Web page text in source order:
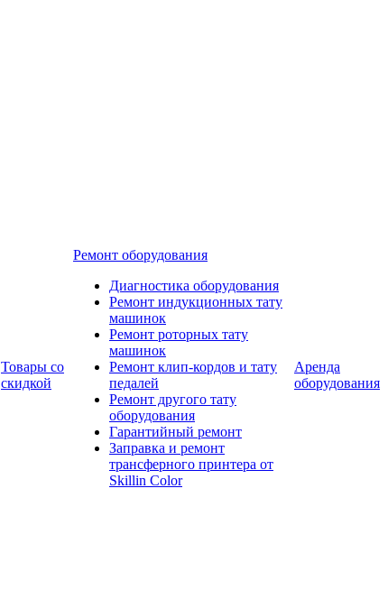
Товары со
скидкой
Ремонт оборудования
Диагностика оборудования
Ремонт индукционных тату
машинок
Ремонт роторных тату
машинок
Ремонт клип-кордов и тату
педалей
Ремонт другого тату
оборудования
Гарантийный ремонт
Заправка и ремонт
трансферного принтера от
Skillin Color
Аренда
оборудования